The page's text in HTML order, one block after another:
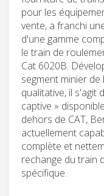
pour les
vente, a franchi
d'une gamme
le train de
Cat 6020B.
segment minier
qualitative, il s'agit
captive »
dehors de CAT,
actuellement
complète et
rechange du train
spécifique.